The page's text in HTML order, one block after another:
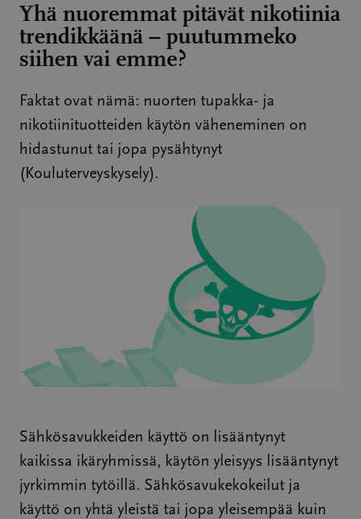
Yhä nuoremmat pitävät nikotiinia
trendikkäänä – puutummeko
siihen vai emme?
Faktat ovat nämä: nuorten tupakka- ja
nikotiinituotteiden käytön väheneminen on
hidastunut tai jopa pysähtynyt
(Kouluterveyskysely).
Sähkösavukkeiden käyttö on lisääntynyt
kaikissa ikäryhmissä, käytön yleisyys lisääntynyt
jyrkimmin tytöillä. Sähkösavukekokeilut ja
käyttö on yhtä yleistä tai jopa yleisempää kuin